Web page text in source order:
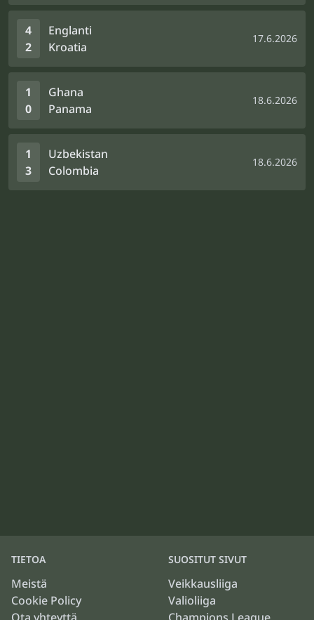
4
2
Englanti
Kroatia
17.6.2026
1
0
Ghana
Panama
18.6.2026
1
3
Uzbekistan
Colombia
18.6.2026
TIETOA
Meistä
Cookie Policy
SUOSITUT SIVUT
Veikkausliiga
Valioliiga